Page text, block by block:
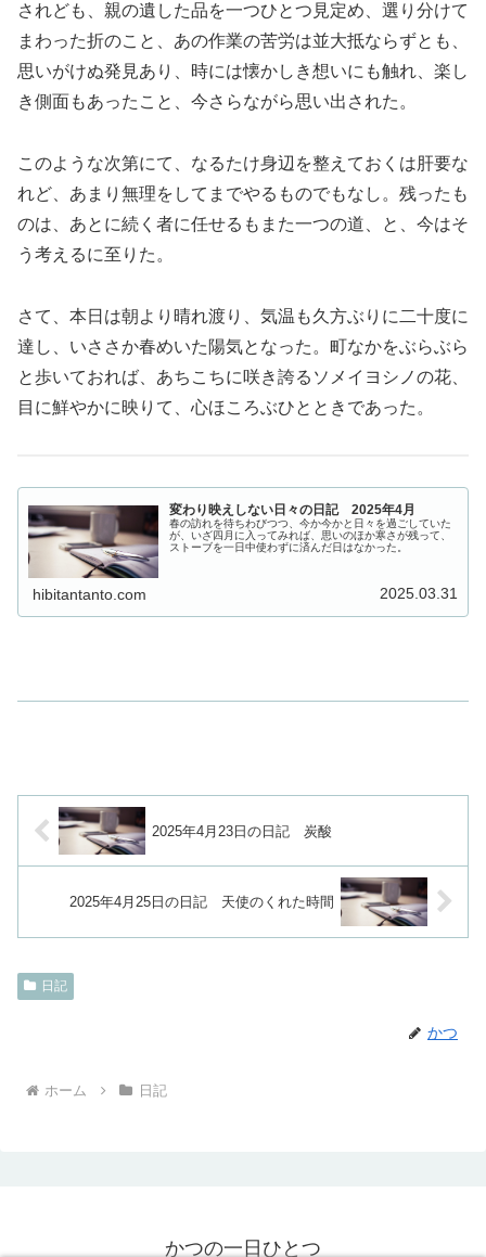
されども、親の遺した品を一つひとつ見定め、選り分けて
まわった折のこと、あの作業の苦労は並大抵ならずとも、
思いがけぬ発見あり、時には懐かしき想いにも触れ、楽し
き側面もあったこと、今さらながら思い出された。
このような次第にて、なるたけ身辺を整えておくは肝要な
れど、あまり無理をしてまでやるものでもなし。残ったも
のは、あとに続く者に任せるもまた一つの道、と、今はそ
う考えるに至りた。
さて、本日は朝より晴れ渡り、気温も久方ぶりに二十度に
達し、いささか春めいた陽気となった。町なかをぶらぶら
と歩いておれば、あちこちに咲き誇るソメイヨシノの花、
目に鮮やかに映りて、心ほころぶひとときであった。
変わり映えしない日々の日記 2025年4月
春の訪れを待ちわびつつ、今か今かと日々を過ごしていた
が、いざ四月に入ってみれば、思いのほか寒さが残って、
ストーブを一日中使わずに済んだ日はなかった。
hibitantanto.com 2025.03.31
2025年4月23日の日記 炭酸
2025年4月25日の日記 天使のくれた時間
日記
かつ
ホーム 日記
かつの一日ひとつ